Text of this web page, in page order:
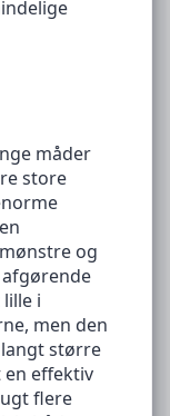
måder
store
og
i
men den
større
en effektiv
flere